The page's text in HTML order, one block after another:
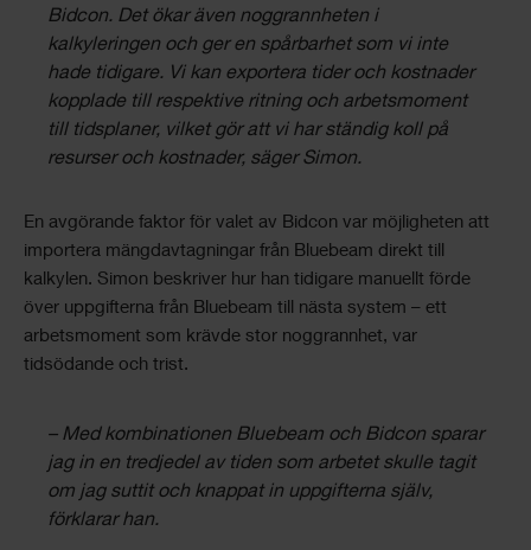
Bidcon. Det ökar även noggrannheten i
kalkyleringen och ger en spårbarhet som vi inte
hade tidigare. Vi kan exportera tider och kostnader
kopplade till respektive ritning och arbetsmoment
till tidsplaner, vilket gör att vi har ständig koll på
resurser och kostnader, säger Simon.
En avgörande faktor för valet av Bidcon var möjligheten att
importera mängdavtagningar från Bluebeam direkt till
kalkylen. Simon beskriver hur han tidigare manuellt förde
över uppgifterna från Bluebeam till nästa system – ett
arbetsmoment som krävde stor noggrannhet, var
tidsödande och trist.
– Med kombinationen Bluebeam och Bidcon sparar
jag in en tredjedel av tiden som arbetet skulle tagit
om jag suttit och knappat in uppgifterna själv,
förklarar han.